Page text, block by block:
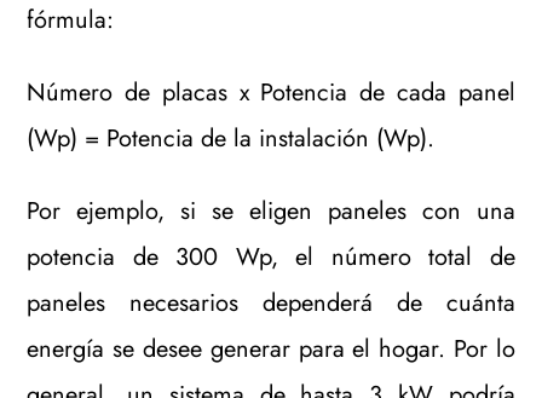
fórmula:
Número de placas x Potencia de cada panel
(Wp) = Potencia de la instalación (Wp).
Por ejemplo, si se eligen paneles con una
potencia de 300 Wp, el número total de
paneles necesarios dependerá de cuánta
energía se desee generar para el hogar. Por lo